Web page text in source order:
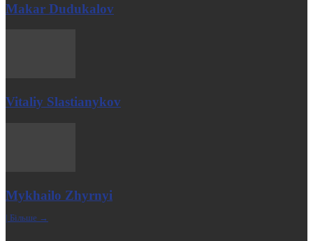
Makar Dudukalov
Vitaliy Slastianykov
Mykhailo Zhyrnyi
| Більше →